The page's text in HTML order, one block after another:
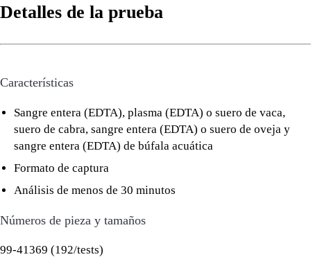
Detalles de la prueba
Características
Sangre entera (EDTA), plasma (EDTA) o suero de vaca,
suero de cabra, sangre entera (EDTA) o suero de oveja y
sangre entera (EDTA) de búfala acuática
Formato de captura
Análisis de menos de 30 minutos
Números de pieza y tamaños
99-41369 (192/tests)